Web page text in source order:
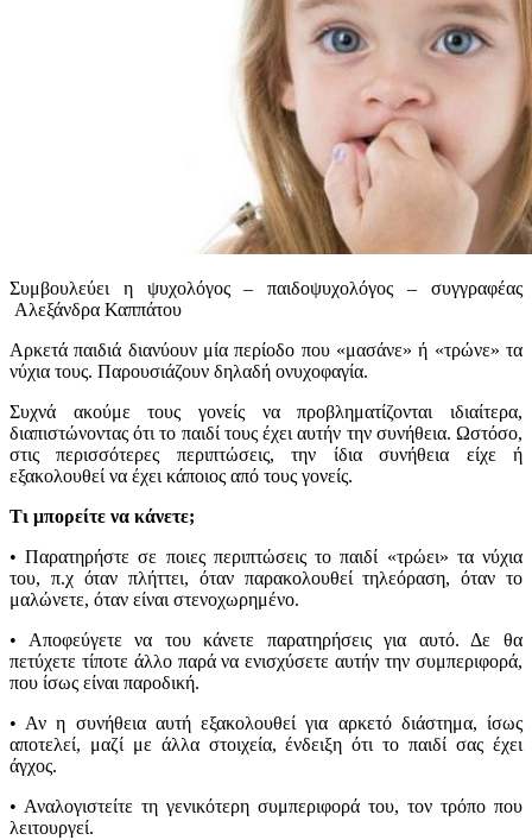
Συμβουλεύει η ψυχολόγος – παιδοψυχολόγος – συγγραφέας
Αλεξάνδρα Καππάτου
Αρκετά παιδιά διανύουν μία περίοδο που «μασάνε» ή «τρώνε» τα
νύχια τους. Παρουσιάζουν δηλαδή ονυχοφαγία.
Συχνά ακούμε τους γονείς να προβληματίζονται ιδιαίτερα,
διαπιστώνοντας ότι το παιδί τους έχει αυτήν την συνήθεια. Ωστόσο,
στις περισσότερες περιπτώσεις, την ίδια συνήθεια είχε ή
εξακολουθεί να έχει κάποιος από τους γονείς.
Τι μπορείτε να κάνετε;
• Παρατηρήστε σε ποιες περιπτώσεις το παιδί «τρώει» τα νύχια
του, π.χ όταν πλήττει, όταν παρακολουθεί τηλεόραση, όταν το
μαλώνετε, όταν είναι στενοχωρημένο.
• Αποφεύγετε να του κάνετε παρατηρήσεις για αυτό. Δε θα
πετύχετε τίποτε άλλο παρά να ενισχύσετε αυτήν την συμπεριφορά,
που ίσως είναι παροδική.
• Αν η συνήθεια αυτή εξακολουθεί για αρκετό διάστημα, ίσως
αποτελεί, μαζί με άλλα στοιχεία, ένδειξη ότι το παιδί σας έχει
άγχος.
• Αναλογιστείτε τη γενικότερη συμπεριφορά του, τον τρόπο που
λειτουργεί.